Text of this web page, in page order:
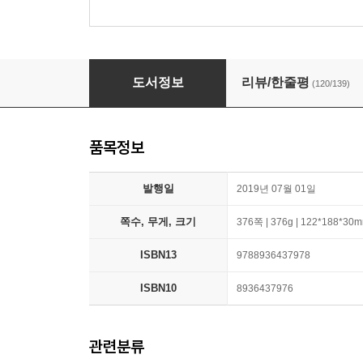
대도시의 사랑법
도서정보 리뷰/한줄평 (120/139)
품목정보
발행일 2019년 07월 01일
쪽수, 무게, 크기 376쪽 | 376g |
ISBN13 9788936437978
ISBN10 8936437976
관련분류